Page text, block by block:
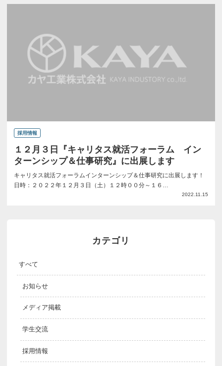
採用情報
１２月３日『キャリタス就活フォーラム イン
ターンシップ＆仕事研究』に出展します
キャリタス就活フォーラムインターンシップ＆仕事研究に出展します！
日時：２０２２年１２月３日（土）１２時００分～１６…
2022.11.15
カテゴリ
すべて
お知らせ
メディア掲載
学生交流
採用情報